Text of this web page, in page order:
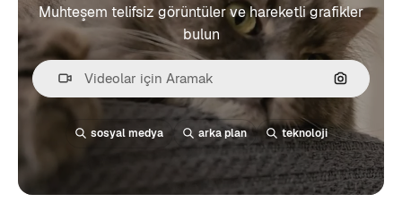
Muhteşem telifsiz görüntüler ve hareketli grafikler
bulun
sosyal medya arka plan teknoloji